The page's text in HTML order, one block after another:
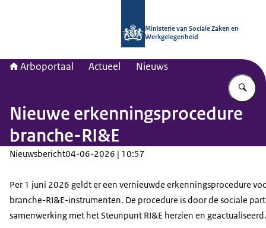
Ministerie van Sociale Zaken en
Werkgelegenheid
Arboportaal Actueel Nieuws
Nieuwe erkenningsprocedure
branche-RI&E
Nieuwsbericht04-06-2026 | 10:57
Per 1 juni 2026 geldt er een vernieuwde erkenningsprocedure
branche-RI&E-instrumenten. De procedure is door de sociale
samenwerking met het Steunpunt RI&E herzien en geactualiseerd.